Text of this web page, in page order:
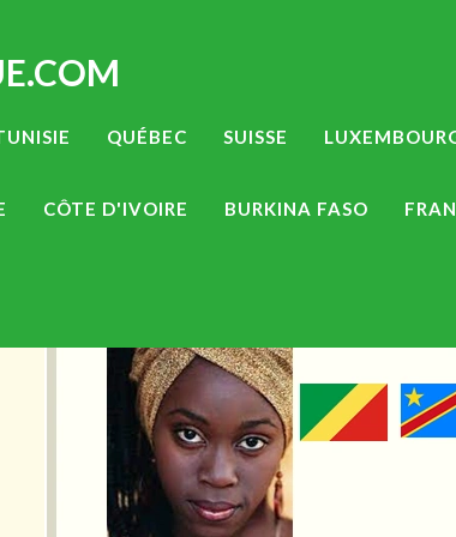
QUÉBEC SUISSE
CÔTE D'IVOIRE BURKINA FASO